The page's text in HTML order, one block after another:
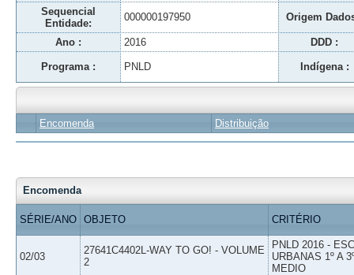
Sequencial
Entidade:
000000197950 Origem
Ano : 2016 DDD :
Programa : PNLD Indígena :
Encomenda Distribuição
Encomenda
SÉRIE/ANO OBJETO CRITÉRIO
02/03
27641C4402L-WAY TO GO! - VOLUME
2
PNLD 2016 -
URBANAS 1º A
MEDIO